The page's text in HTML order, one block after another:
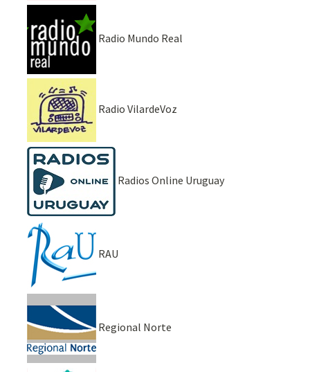
Radio Mundo Real
Radio VilardeVoz
Radios Online Uruguay
RAU
Regional Norte